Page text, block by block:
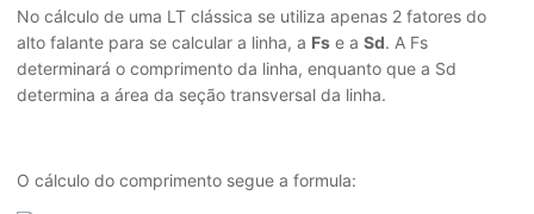
No cálculo de uma LT clássica se utiliza apenas 2 fatores do
alto falante para se calcular a linha, a Fs e a Sd. A Fs
determinará o comprimento da linha, enquanto que a Sd
determina a área da seção transversal da linha.
O cálculo do comprimento segue a formula: